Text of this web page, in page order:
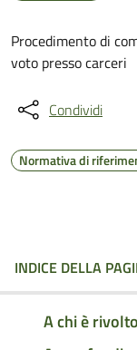
Procedimento di
voto presso carceri
Condividi
Normativa di
INDICE DELLA
A chi è rivolto